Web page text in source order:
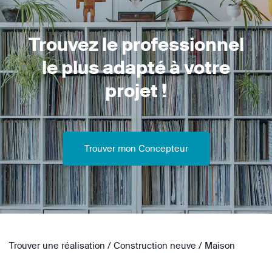
Trouvez le professionnel
le plus adapté à votre
projet !
Trouver mon Concepteur
Trouver une réalisation / Construction neuve / Maison